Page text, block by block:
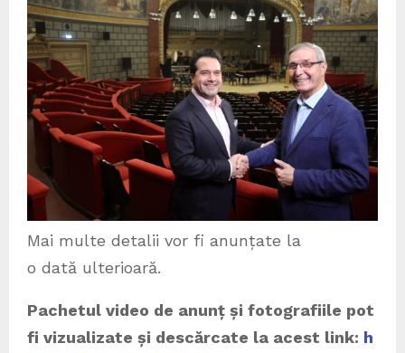
Mai multe detalii vor fi anunțate la
o dată ulterioară.
Pachetul video de anunț și fotografiile pot
fi vizualizate și descărcate la acest link: h